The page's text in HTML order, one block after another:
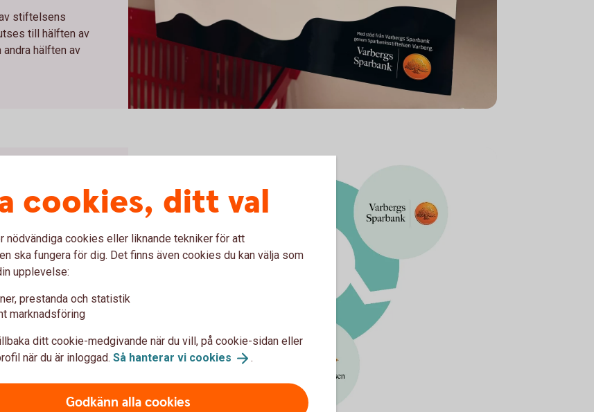
stiftelsens
till hälften av
hälften av
Varbergs kommun
Där andra
Sparbank
som i sin tur
kultur, näringsliv,
av Varbergs
cookies, ditt val
nödvändiga cookies eller liknande tekniker för att
ska fungera för dig. Det finns även cookies du kan välja som
upplevelse:
prestanda och statistik
marknadsföring
ditt cookie-medgivande när du vill, på cookie-sidan eller
när du är inloggad. Så hanterar vi cookies .
Godkänn alla cookies